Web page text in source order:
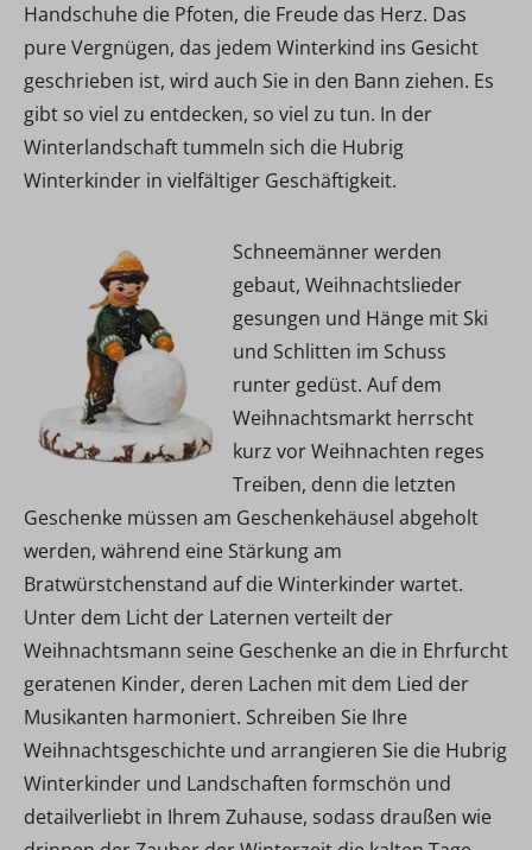
Handschuhe die Pfoten, die Freude das Herz. Das
pure Vergnügen, das jedem Winterkind ins Gesicht
geschrieben ist, wird auch Sie in den Bann ziehen. Es
gibt so viel zu entdecken, so viel zu tun. In der
Winterlandschaft tummeln sich die Hubrig
Winterkinder in vielfältiger Geschäftigkeit.
Schneemänner werden
gebaut, Weihnachtslieder
gesungen und Hänge mit Ski
und Schlitten im Schuss
runter gedüst. Auf dem
Weihnachtsmarkt herrscht
kurz vor Weihnachten reges
Treiben, denn die letzten
Geschenke müssen am Geschenkehäusel abgeholt
werden, während eine Stärkung am
Bratwürstchenstand auf die Winterkinder wartet.
Unter dem Licht der Laternen verteilt der
Weihnachtsmann seine Geschenke an die in Ehrfurcht
geratenen Kinder, deren Lachen mit dem Lied der
Musikanten harmoniert. Schreiben Sie Ihre
Weihnachtsgeschichte und arrangieren Sie die Hubrig
Winterkinder und Landschaften formschön und
detailverliebt in Ihrem Zuhause, sodass draußen wie